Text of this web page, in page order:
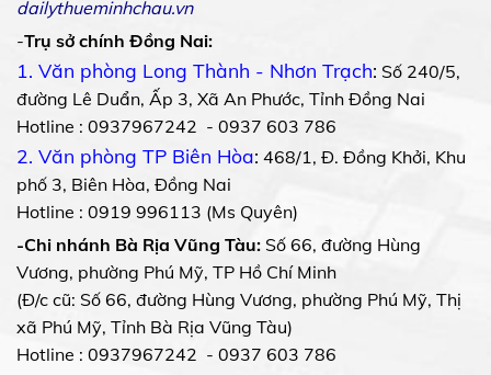
dailythueminhchau.vn
-Trụ sở chính Đồng Nai:
1. Văn phòng Long Thành - Nhơn Trạch: Số 240/5,
đường Lê Duẩn, Ấp 3, Xã An Phước, Tỉnh Đồng Nai
Hotline : 0937967242 - 0937 603 786
2. Văn phòng TP Biên Hòa: 468/1, Đ. Đồng Khởi, Khu
phố 3, Biên Hòa, Đồng Nai
Hotline : 0919 996113 (Ms Quyên)
-Chi nhánh Bà Rịa Vũng Tàu: Số 66, đường Hùng
Vương, phường Phú Mỹ, TP Hồ Chí Minh
(Đ/c cũ: Số 66, đường Hùng Vương, phường Phú Mỹ, Thị
xã Phú Mỹ, Tỉnh Bà Rịa Vũng Tàu)
Hotline : 0937967242 - 0937 603 786